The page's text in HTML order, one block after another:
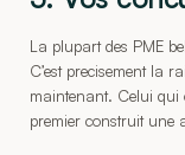
La plupart des PME
C’est precisement la
maintenant. Celui qui
premier construit une